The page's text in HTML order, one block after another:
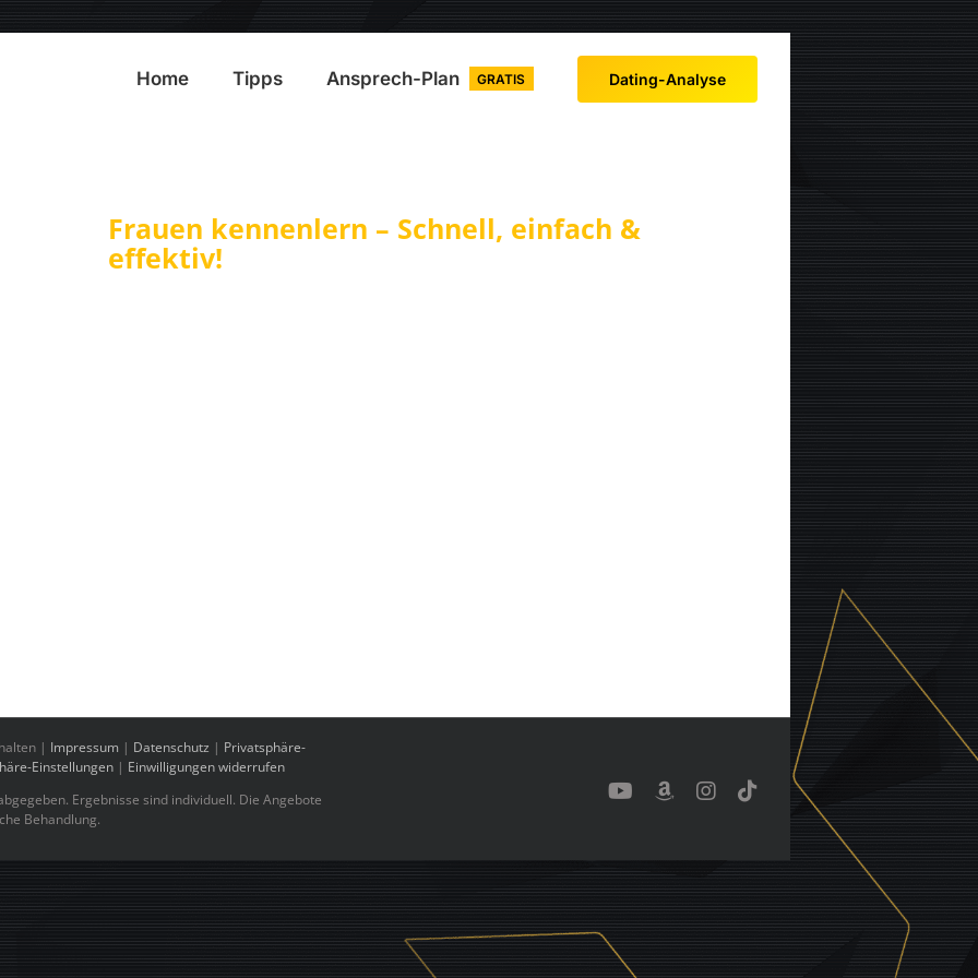
Home Tipps Ansprech-Plan GRATIS Dating-Analyse
Frauen kennenlern – Schnell, einfach &
effektiv!
| Impressum | Datenschutz | Privatsphäre-
Einstellungen | Einwilligungen widerrufen
Ergebnisse sind individuell. Die Angebote
Behandlung.
YouTubeBenutzerdefiniert
Instagram
Tiktok